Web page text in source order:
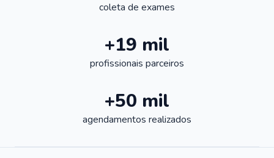
coleta de exames
+19 mil
profissionais parceiros
+50 mil
agendamentos realizados